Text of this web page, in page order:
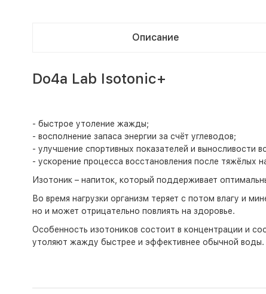
Описание
Do4a Lab Isotonic+
- быстрое утоление жажды;
- восполнение запаса энергии за счёт углеводов;
- улучшение спортивных показателей и выносливости
- ускорение процесса восстановления после тяжёлых
Изотоник – напиток, который поддерживает
Во время нагрузки организм теряет с потом влагу и
но и может отрицательно повлиять на здоровье.
Особенность изотоников состоит в концентрации и
утоляют жажду быстрее и эффективнее обычной воды.